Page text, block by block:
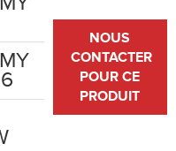
NOUS
CONTACTER
POUR CE
PRODUIT